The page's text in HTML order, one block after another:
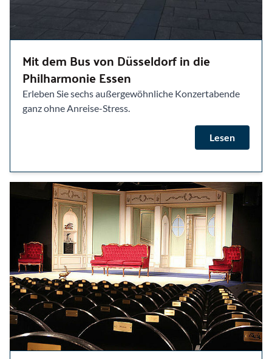
Mit dem Bus von Düsseldorf in die
Philharmonie Essen
Erleben Sie sechs außergewöhnliche Konzertabende
ganz ohne Anreise-Stress.
Lesen